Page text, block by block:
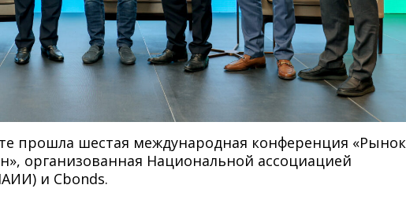
прошла шестая международная конференция «Рынок
организованная Национальной ассоциацией
и Cbonds.